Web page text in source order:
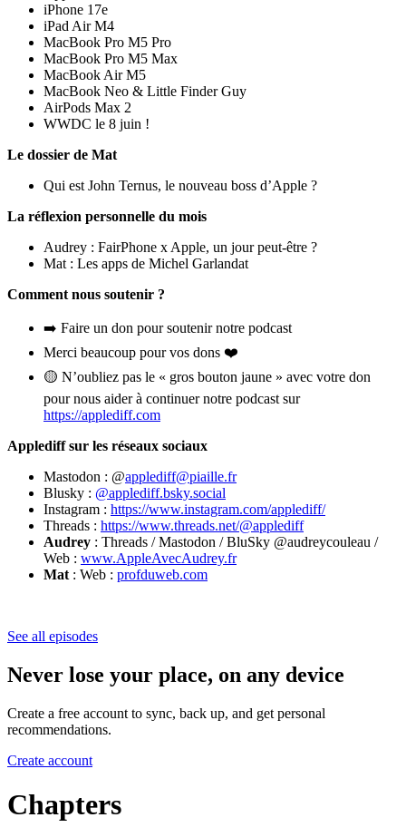
iPhone 17e
iPad Air M4
MacBook Pro M5 Pro
MacBook Pro M5 Max
MacBook Air M5
MacBook Neo & Little Finder Guy
AirPods Max 2
WWDC le 8 juin !
Le dossier de Mat
Qui est John Ternus, le nouveau boss d’Apple ?
La réflexion personnelle du mois
Audrey : FairPhone x Apple, un jour peut-être ?
Mat : Les apps de Michel Garlandat
Comment nous soutenir ?
➡️ ⁠Faire un don pour soutenir notre podcast⁠
Merci beaucoup pour vos dons ❤️
🟡 N’oubliez pas le « gros bouton jaune » avec votre don
pour nous aider à continuer notre podcast sur
https://applediff.com
Applediff sur les réseaux sociaux
Mastodon : @applediff@piaille.fr
Blusky : @applediff.bsky.social
Instagram : https://www.instagram.com/applediff/
Threads : https://www.threads.net/@applediff
Audrey : Threads / Mastodon / BluSky @audreycouleau /
Web : www.AppleAvecAudrey.fr
Mat : Web : profduweb.com
See all episodes
Never lose your place, on any device
Create a free account to sync, back up, and get personal
recommendations.
Create account
Chapters